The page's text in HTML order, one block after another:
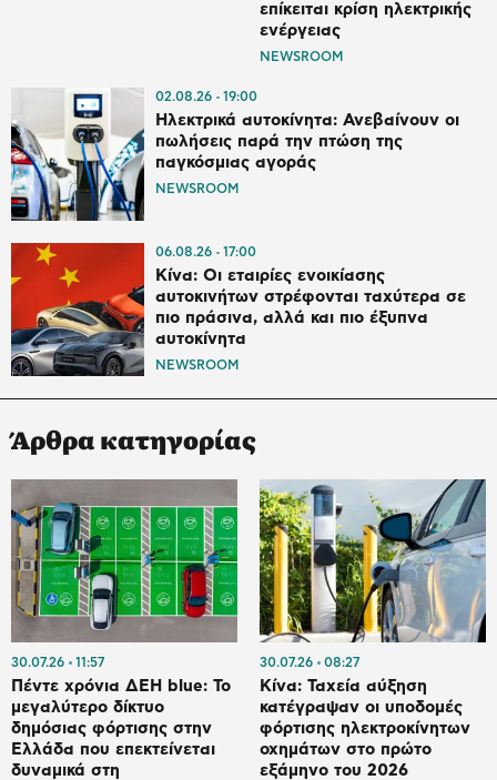
επίκειται κρίση ηλεκτρικής
ενέργειας
NEWSROOM
02.08.26 19:00
Ηλεκτρικά αυτοκίνητα: Ανεβαίνουν οι
πωλήσεις παρά την πτώση της
παγκόσμιας αγοράς
NEWSROOM
06.08.26 17:00
Κίνα: Οι εταιρίες ενοικίασης
αυτοκινήτων στρέφονται ταχύτερα σε
πιο πράσινα, αλλά και πιο έξυπνα
αυτοκίνητα
NEWSROOM
Άρθρα κατηγορίας
30.07.26 11:57
Πέντε χρόνια ΔΕΗ blue: Το
μεγαλύτερο δίκτυο
δημόσιας φόρτισης στην
Ελλάδα που επεκτείνεται
δυναμικά στη
30.07.26 08:27
Κίνα: Ταχεία αύξηση
κατέγραψαν οι υποδομές
φόρτισης ηλεκτροκίνητων
οχημάτων στο πρώτο
εξάμηνο του 2026